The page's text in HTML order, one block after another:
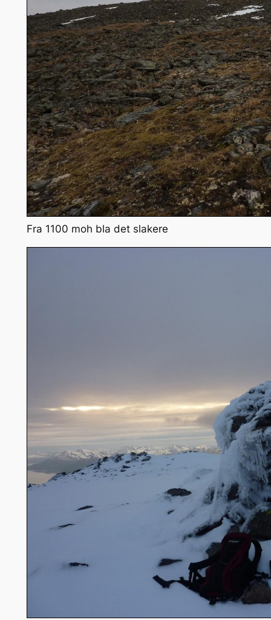
Fra 1100 moh bla det slakere